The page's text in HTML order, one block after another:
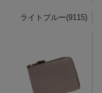
ライトブルー(9115)